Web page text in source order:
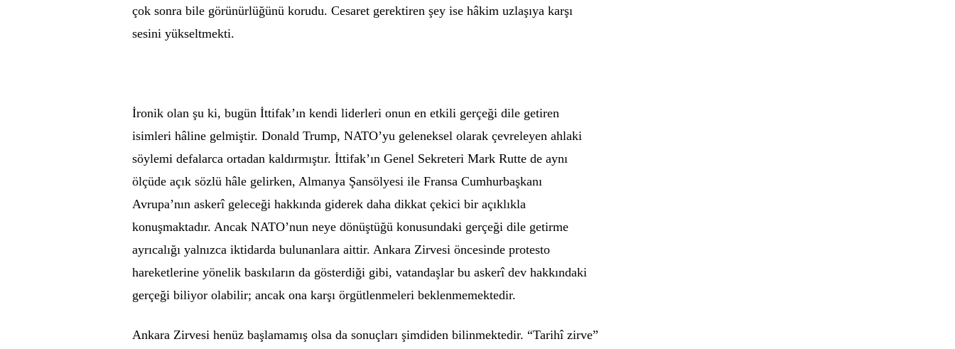
çok sonra bile görünürlüğünü korudu. Cesaret gerektiren şey ise hâkim uzlaşıya karşı
sesini yükseltmekti.
İronik olan şu ki, bugün İttifak’ın kendi liderleri onun en etkili gerçeği dile getiren
isimleri hâline gelmiştir. Donald Trump, NATO’yu geleneksel olarak çevreleyen ahlaki
söylemi defalarca ortadan kaldırmıştır. İttifak’ın Genel Sekreteri Mark Rutte de aynı
ölçüde açık sözlü hâle gelirken, Almanya Şansölyesi ile Fransa Cumhurbaşkanı
Avrupa’nın askerî geleceği hakkında giderek daha dikkat çekici bir açıklıkla
konuşmaktadır. Ancak NATO’nun neye dönüştüğü konusundaki gerçeği dile getirme
ayrıcalığı yalnızca iktidarda bulunanlara aittir. Ankara Zirvesi öncesinde protesto
hareketlerine yönelik baskıların da gösterdiği gibi, vatandaşlar bu askerî dev hakkındaki
gerçeği biliyor olabilir; ancak ona karşı örgütlenmeleri beklenmemektedir.
Ankara Zirvesi henüz başlamamış olsa da sonuçları şimdiden bilinmektedir. “Tarihî zirve”